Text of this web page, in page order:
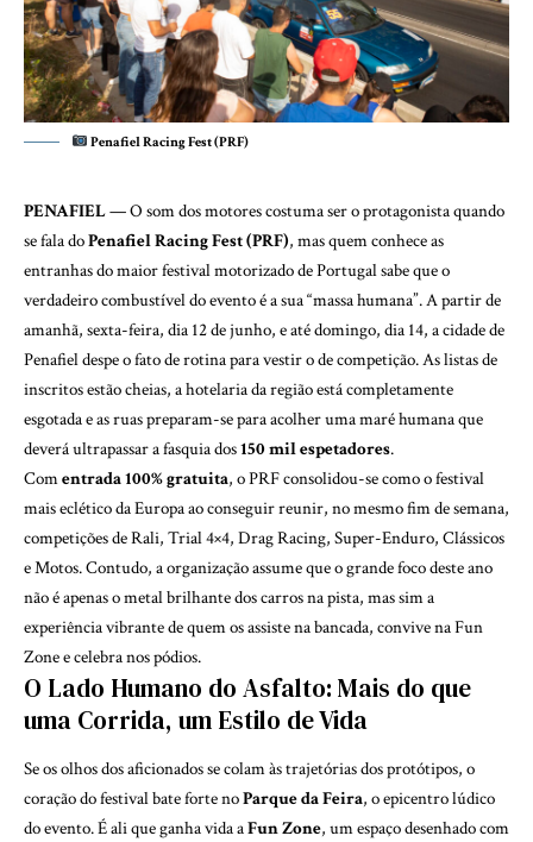
Penafiel Racing Fest (PRF)
PENAFIEL— O som dos motores costuma ser o protagonista quando
se fala doPenafiel Racing Fest (PRF), mas quem conhece as
entranhas do maior festival motorizado de Portugal sabe que o
verdadeiro combustível do evento é a sua “massa humana”. A partir de
amanhã, sexta-feira, dia 12 de junho, e até domingo, dia 14, a cidade de
Penafiel despe o fato de rotina para vestir o de competição. As listas de
inscritos estão cheias, a hotelaria da região está completamente
esgotada e as ruas preparam-se para acolher uma maré humana que
deverá ultrapassar a fasquia dos150 mil espetadores.
Comentrada 100% gratuita, o PRF consolidou-se como o festival
mais eclético da Europa ao conseguir reunir, no mesmo fim de semana,
competições de Rali, Trial 4×4, Drag Racing, Super-Enduro, Clássicos
e Motos. Contudo, a organização assume que o grande foco deste ano
não é apenas o metal brilhante dos carros na pista, mas sim a
experiência vibrante de quem os assiste na bancada, convive na Fun
Zone e celebra nos pódios.
O Lado Humano do Asfalto: Mais do que
uma Corrida, um Estilo de Vida
Se os olhos dos aficionados se colam às trajetórias dos protótipos, o
coração do festival bate forte noParque da Feira, o epicentro lúdico
do evento. É ali que ganha vida aFun Zone, um espaço desenhado com